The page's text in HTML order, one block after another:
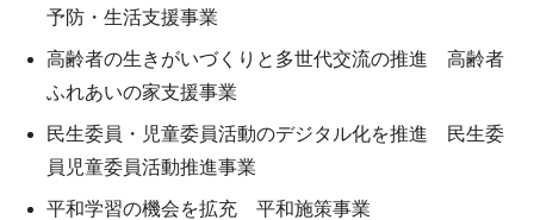
予防・生活支援事業
高齢者の生きがいづくりと多世代交流の推進 高齢者
ふれあいの家支援事業
民生委員・児童委員活動のデジタル化を推進 民生委
員児童委員活動推進事業
平和学習の機会を拡充 平和施策事業